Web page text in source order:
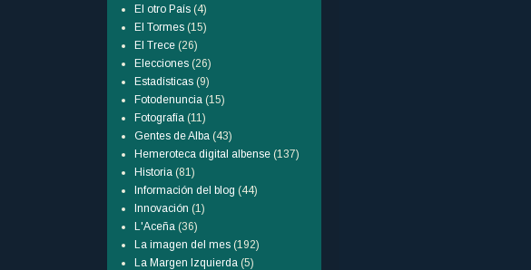
El otro País (4)
El Tormes (15)
El Trece (26)
Elecciones (26)
Estadísticas (9)
Fotodenuncia (15)
Fotografía (11)
Gentes de Alba (43)
Hemeroteca digital albense (137)
Historia (81)
Información del blog (44)
Innovación (1)
L'Aceña (36)
La imagen del mes (192)
La Margen Izquierda (5)